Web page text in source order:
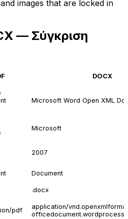
images that are locked in
— Σύγκριση
DOCX
Microsoft Word Open XML
Microsoft
2007
Document
.docx
pdf
application/